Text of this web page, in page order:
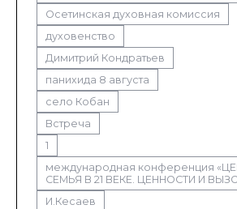
Осетинская духовная комиссия
духовенство
Димитрий Кондратьев
панихида 8 августа
село Кобан
Встреча
1
международная конференция
СЕМЬЯ В 21 ВЕКЕ. ЦЕННОСТИ И
И.Кесаев